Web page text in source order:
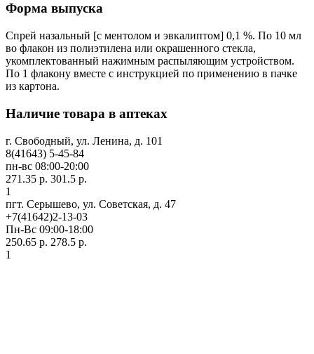
Форма выпуска
Спрей назальный [с ментолом и эвкалиптом] 0,1 %. По 10 мл
во флакон из полиэтилена или окрашенного стекла,
укомплектованный нажимным распыляющим устройством.
По 1 флакону вместе с инструкцией по применению в пачке
из картона.
Наличие товара в аптеках
г. Свободный, ул. Ленина, д. 101
8(41643) 5-45-84
пн-вс 08:00-20:00
271.35 р. 301.5 р.
1
пгт. Серышево, ул. Советская, д. 47
+7(41642)2-13-03
Пн-Вс 09:00-18:00
250.65 р. 278.5 р.
1